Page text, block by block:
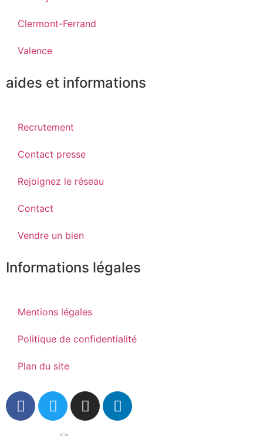
Clermont-Ferrand
Valence
aides et informations
Recrutement
Contact presse
Rejoignez le réseau
Contact
Vendre un bien
Informations légales
Mentions légales
Politique de confidentialité
Plan du site